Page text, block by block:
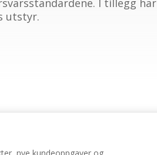
I tillegg har
utstyr.